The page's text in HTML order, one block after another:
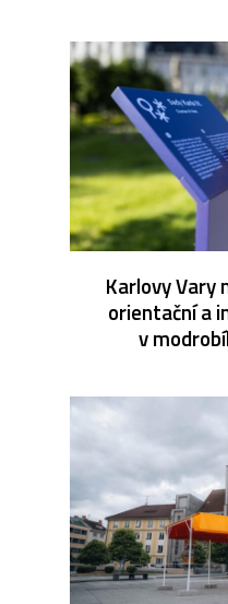
Karlovy Vary
orientační a
v